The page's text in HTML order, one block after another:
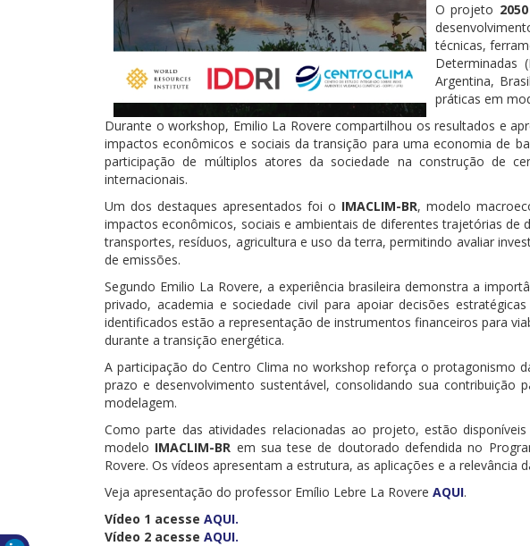
O projeto
técnicas,
Determinadas
Argentina,
práticas em
Durante o workshop, Emilio La Rovere compartilhou os resultados e
impactos econômicos e sociais da transição para uma economia de
participação de múltiplos atores da sociedade na construção de
internacionais.
Um dos destaques apresentados foi o IMACLIM-BR, modelo
impactos econômicos, sociais e ambientais de diferentes trajetórias
transportes, resíduos, agricultura e uso da terra, permitindo avaliar
de emissões.
Segundo Emilio La Rovere, a experiência brasileira demonstra a
privado, academia e sociedade civil para apoiar decisões
identificados estão a representação de instrumentos financeiros para
durante a transição energética.
A participação do Centro Clima no workshop reforça o protagonismo
prazo e desenvolvimento sustentável, consolidando sua contribuição
modelagem.
Como parte das atividades relacionadas ao projeto, estão
modelo IMACLIM-BR em sua tese de doutorado defendida no
Rovere. Os vídeos apresentam a estrutura, as aplicações e a
Veja apresentação do professor Emílio Lebre La Rovere AQUI.
Vídeo 1 acesse AQUI.
Vídeo 2 acesse AQUI.